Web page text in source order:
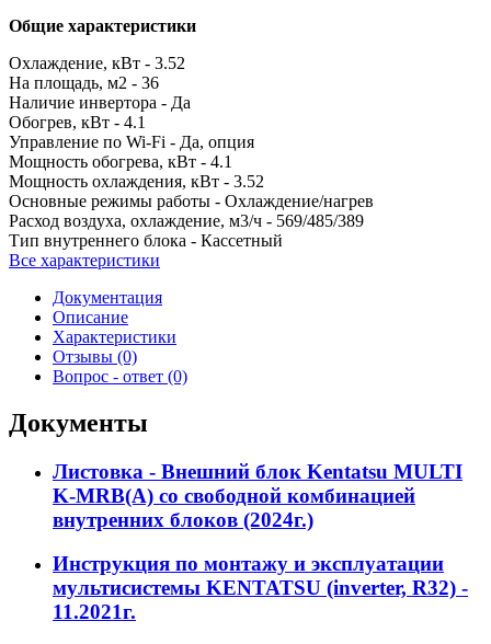
Общие характеристики
Охлаждение, кВт - 3.52
На площадь, м2 - 36
Наличие инвертора - Да
Обогрев, кВт - 4.1
Управление по Wi-Fi - Да, опция
Мощность обогрева, кВт - 4.1
Мощность охлаждения, кВт - 3.52
Основные режимы работы - Охлаждение/нагрев
Расход воздуха, охлаждение, м3/ч - 569/485/389
Тип внутреннего блока - Кассетный
Все характеристики
Документация
Описание
Характеристики
Отзывы (0)
Вопрос - ответ (0)
Документы
Листовка - Внешний блок Kentatsu MULTI
K-MRB(A) со свободной комбинацией
внутренних блоков (2024г.)
Инструкция по монтажу и эксплуатации
мультисистемы KENTATSU (inverter, R32) -
11.2021г.